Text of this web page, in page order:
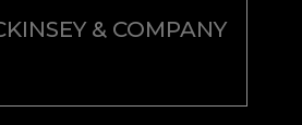
& COMPANY